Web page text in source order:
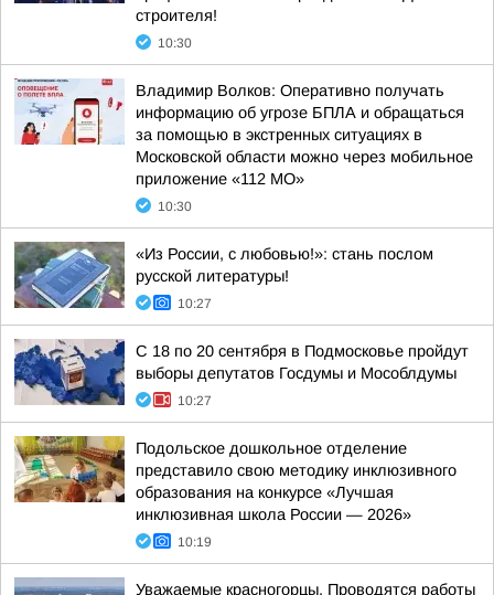
строителя!
10:30
Владимир Волков: Оперативно получать
информацию об угрозе БПЛА и обращаться
за помощью в экстренных ситуациях в
Московской области можно через мобильное
приложение «112 МО»
10:30
«Из России, с любовью!»: стань послом
русской литературы!
10:27
С 18 по 20 сентября в Подмосковье пройдут
выборы депутатов Госдумы и Мособлдумы
10:27
Подольское дошкольное отделение
представило свою методику инклюзивного
образования на конкурсе «Лучшая
инклюзивная школа России — 2026»
10:19
Уважаемые красногорцы. Проводятся работы